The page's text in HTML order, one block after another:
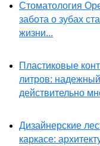
Стоматология
забота о зубах
жизни...
Пластиковые
литров:
действительно
Дизайнерские
каркасе: